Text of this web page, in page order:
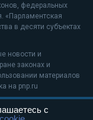
федеральных
«Парламентская
в десяти субъектах
новости и
законах и
материалов
на pnp.ru
с